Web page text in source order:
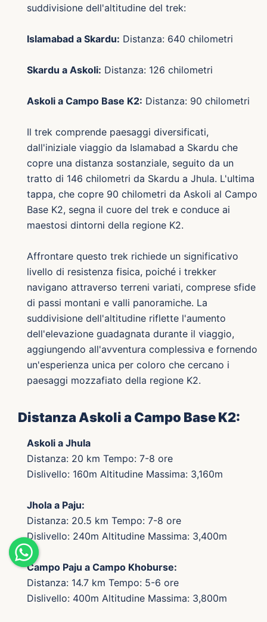
suddivisione dell'altitudine del trek:
Islamabad a Skardu: Distanza: 640 chilometri
Skardu a Askoli: Distanza: 126 chilometri
Askoli a Campo Base K2: Distanza: 90 chilometri
Il trek comprende paesaggi diversificati,
dall'iniziale viaggio da Islamabad a Skardu che
copre una distanza sostanziale, seguito da un
tratto di 146 chilometri da Skardu a Jhula. L'ultima
tappa, che copre 90 chilometri da Askoli al Campo
Base K2, segna il cuore del trek e conduce ai
maestosi dintorni della regione K2.
Affrontare questo trek richiede un significativo
livello di resistenza fisica, poiché i trekker
navigano attraverso terreni variati, comprese sfide
di passi montani e valli panoramiche. La
suddivisione dell'altitudine riflette l'aumento
dell'elevazione guadagnata durante il viaggio,
aggiungendo all'avventura complessiva e fornendo
un'esperienza unica per coloro che cercano i
paesaggi mozzafiato della regione K2.
Distanza Askoli a Campo Base K2:
Askoli a Jhula
Distanza: 20 km Tempo: 7-8 ore
Dislivello: 160m Altitudine Massima: 3,160m
Jhola a Paju:
Distanza: 20.5 km Tempo: 7-8 ore
Dislivello: 240m Altitudine Massima: 3,400m
Campo Paju a Campo Khoburse:
Distanza: 14.7 km Tempo: 5-6 ore
Dislivello: 400m Altitudine Massima: 3,800m